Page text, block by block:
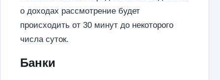
о доходах рассмотрение будет
происходить от 30 минут до некоторого
числа суток.
Банки